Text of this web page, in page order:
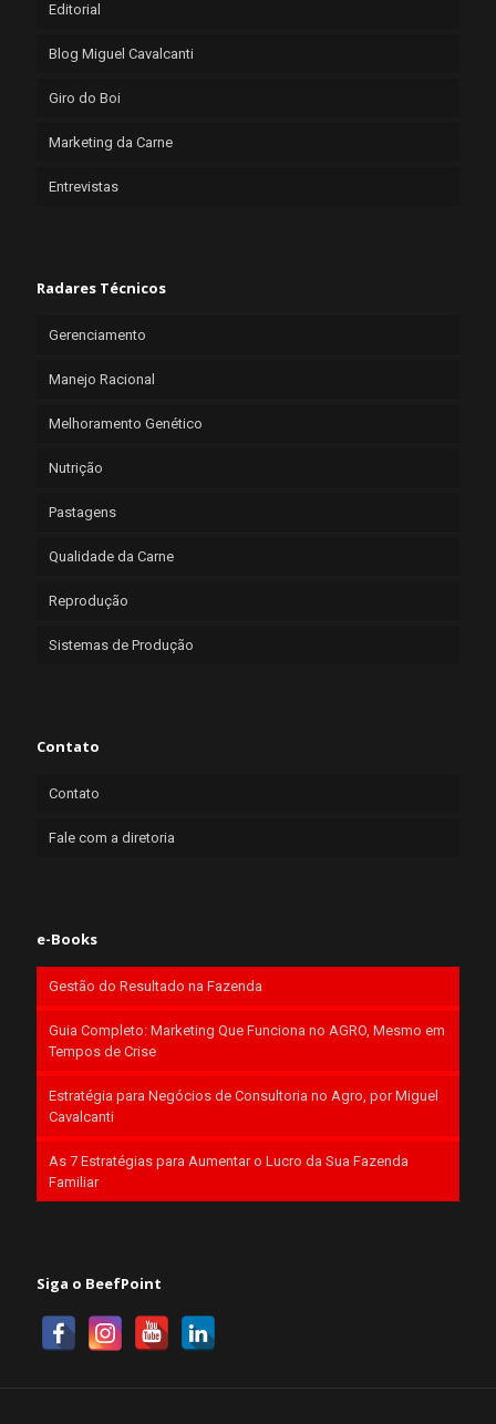
Editorial
Blog Miguel Cavalcanti
Giro do Boi
Marketing da Carne
Entrevistas
Radares Técnicos
Gerenciamento
Manejo Racional
Melhoramento Genético
Nutrição
Pastagens
Qualidade da Carne
Reprodução
Sistemas de Produção
Contato
Contato
Fale com a diretoria
e-Books
Gestão do Resultado na Fazenda
Guia Completo: Marketing Que Funciona no AGRO, Mesmo em
Tempos de Crise
Estratégia para Negócios de Consultoria no Agro, por Miguel
Cavalcanti
As 7 Estratégias para Aumentar o Lucro da Sua Fazenda
Familiar
Siga o BeefPoint